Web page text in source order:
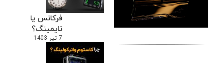
فرکانس یا
تایمینگ؟
7 تیر 1403